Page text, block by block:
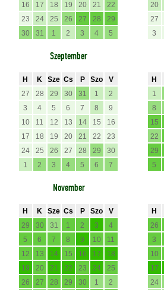
16
17 18 19 20 21
22
23
24 25 26 27 28
29
30
31 1 2 3 4 5
20
27
3
Szeptember
H K Sze Cs P Szo
V
27
28 29 30 31 1
2
3
4 5 6 7 8
9
10
11 12 13 14 15
16
17
18 19 20 21 22
23
24
25 26 27 28 29
30
1
2 3 4 5 6 7
H
1
8
15
22
29
5
November
H K Sze Cs P Szo
V
29
30 31 1 2 3
4
5
6 7 8 9 10
11
12
13 14 15 16 17
18
19
20 21 22 23 24
25
26
27 28 29 30 1
2
H
26
3
10
17
24